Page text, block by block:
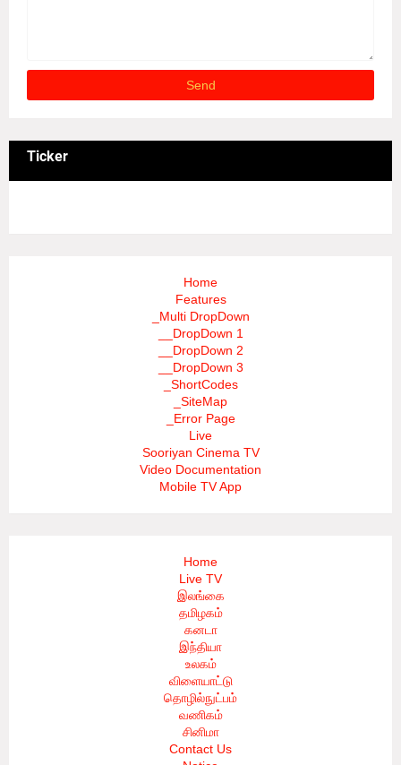
Ticker
Home
Features
_Multi DropDown
__DropDown 1
__DropDown 2
__DropDown 3
_ShortCodes
_SiteMap
_Error Page
Live
Sooriyan Cinema TV
Video Documentation
Mobile TV App
Home
Live TV
இலங்கை
தமிழகம்
கனடா
இந்தியா
உலகம்
விளையாட்டு
தொழில்நுட்பம்
வணிகம்
சினிமா
Contact Us